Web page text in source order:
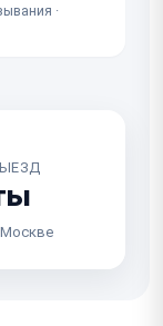
·
Москве